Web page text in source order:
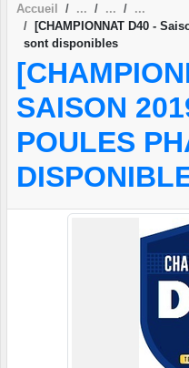
Accueil
[CHAMPIONNAT D40 -
sont disponibles
SAISON
POULES